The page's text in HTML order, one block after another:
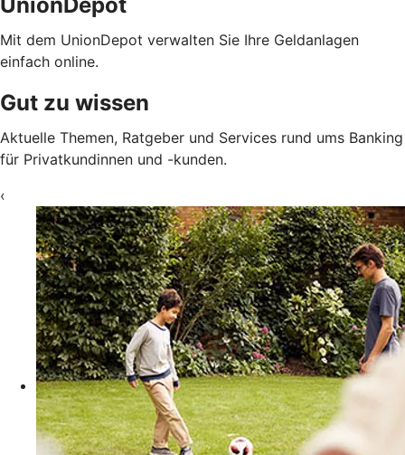
Mit dem UnionDepot verwalten Sie Ihre Geldanlagen
einfach online.
Gut zu wissen
Aktuelle Themen, Ratgeber und Services rund ums Banking
für Privatkundinnen und -kunden.
‹